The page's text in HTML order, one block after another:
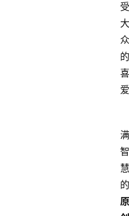
受
大
众
的
喜
爱
满
智
慧
的
原